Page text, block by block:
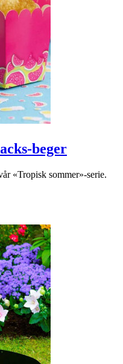
beger
«Tropisk sommer»-serie.